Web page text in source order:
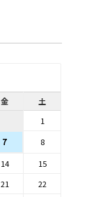
金 土
1
7
8
14
15
21
22